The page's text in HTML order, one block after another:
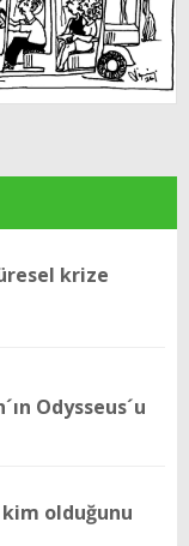
krize
Odysseus´u
olduğunu